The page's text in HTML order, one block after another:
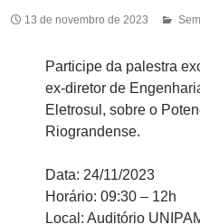
13 de novembro de 2023
Participe da palestra
ex-diretor de
Eletrosul, sobre o
Riograndense.
Data: 24/11/2023
Horário: 09:30 – 12h
Local: Auditório